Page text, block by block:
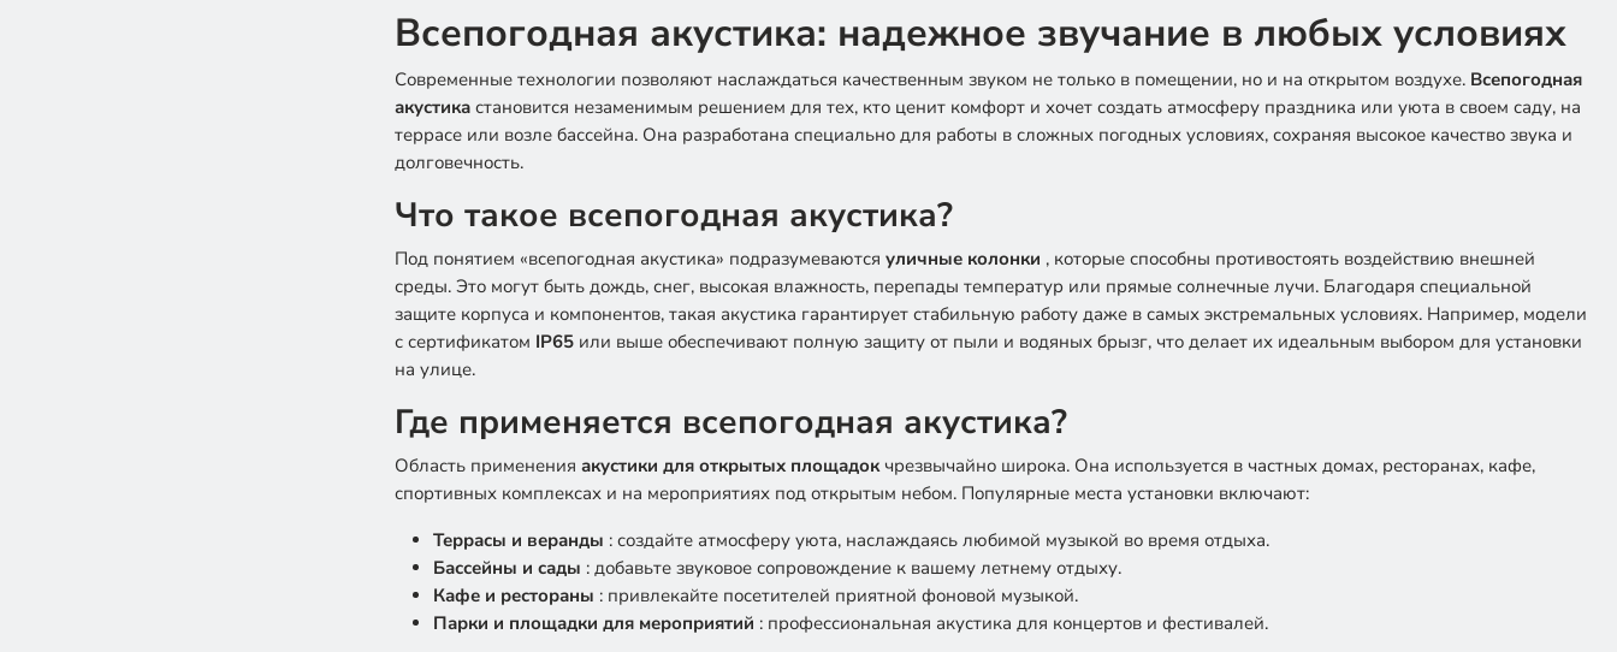
Всепогодная акустика: надежное звучание в любых условиях
Современные технологии позволяют наслаждаться качественным звуком не только в помещении, но и на открытом воздухе. Всепогодная
акустика становится незаменимым решением для тех, кто ценит комфорт и хочет создать атмосферу праздника или уюта в своем саду, на
террасе или возле бассейна. Она разработана специально для работы в сложных погодных условиях, сохраняя высокое качество звука и
долговечность.
Что такое всепогодная акустика?
Под понятием «всепогодная акустика» подразумеваются уличные колонки , которые способны противостоять воздействию внешней
среды. Это могут быть дождь, снег, высокая влажность, перепады температур или прямые солнечные лучи. Благодаря специальной
защите корпуса и компонентов, такая акустика гарантирует стабильную работу даже в самых экстремальных условиях. Например, модели
с сертификатом IP65 или выше обеспечивают полную защиту от пыли и водяных брызг, что делает их идеальным выбором для установки
на улице.
Где применяется всепогодная акустика?
Область применения акустики для открытых площадок чрезвычайно широка. Она используется в частных домах, ресторанах, кафе,
спортивных комплексах и на мероприятиях под открытым небом. Популярные места установки включают:
Террасы и веранды : создайте атмосферу уюта, наслаждаясь любимой музыкой во время отдыха.
Бассейны и сады : добавьте звуковое сопровождение к вашему летнему отдыху.
Кафе и рестораны : привлекайте посетителей приятной фоновой музыкой.
Парки и площадки для мероприятий : профессиональная акустика для концертов и фестивалей.